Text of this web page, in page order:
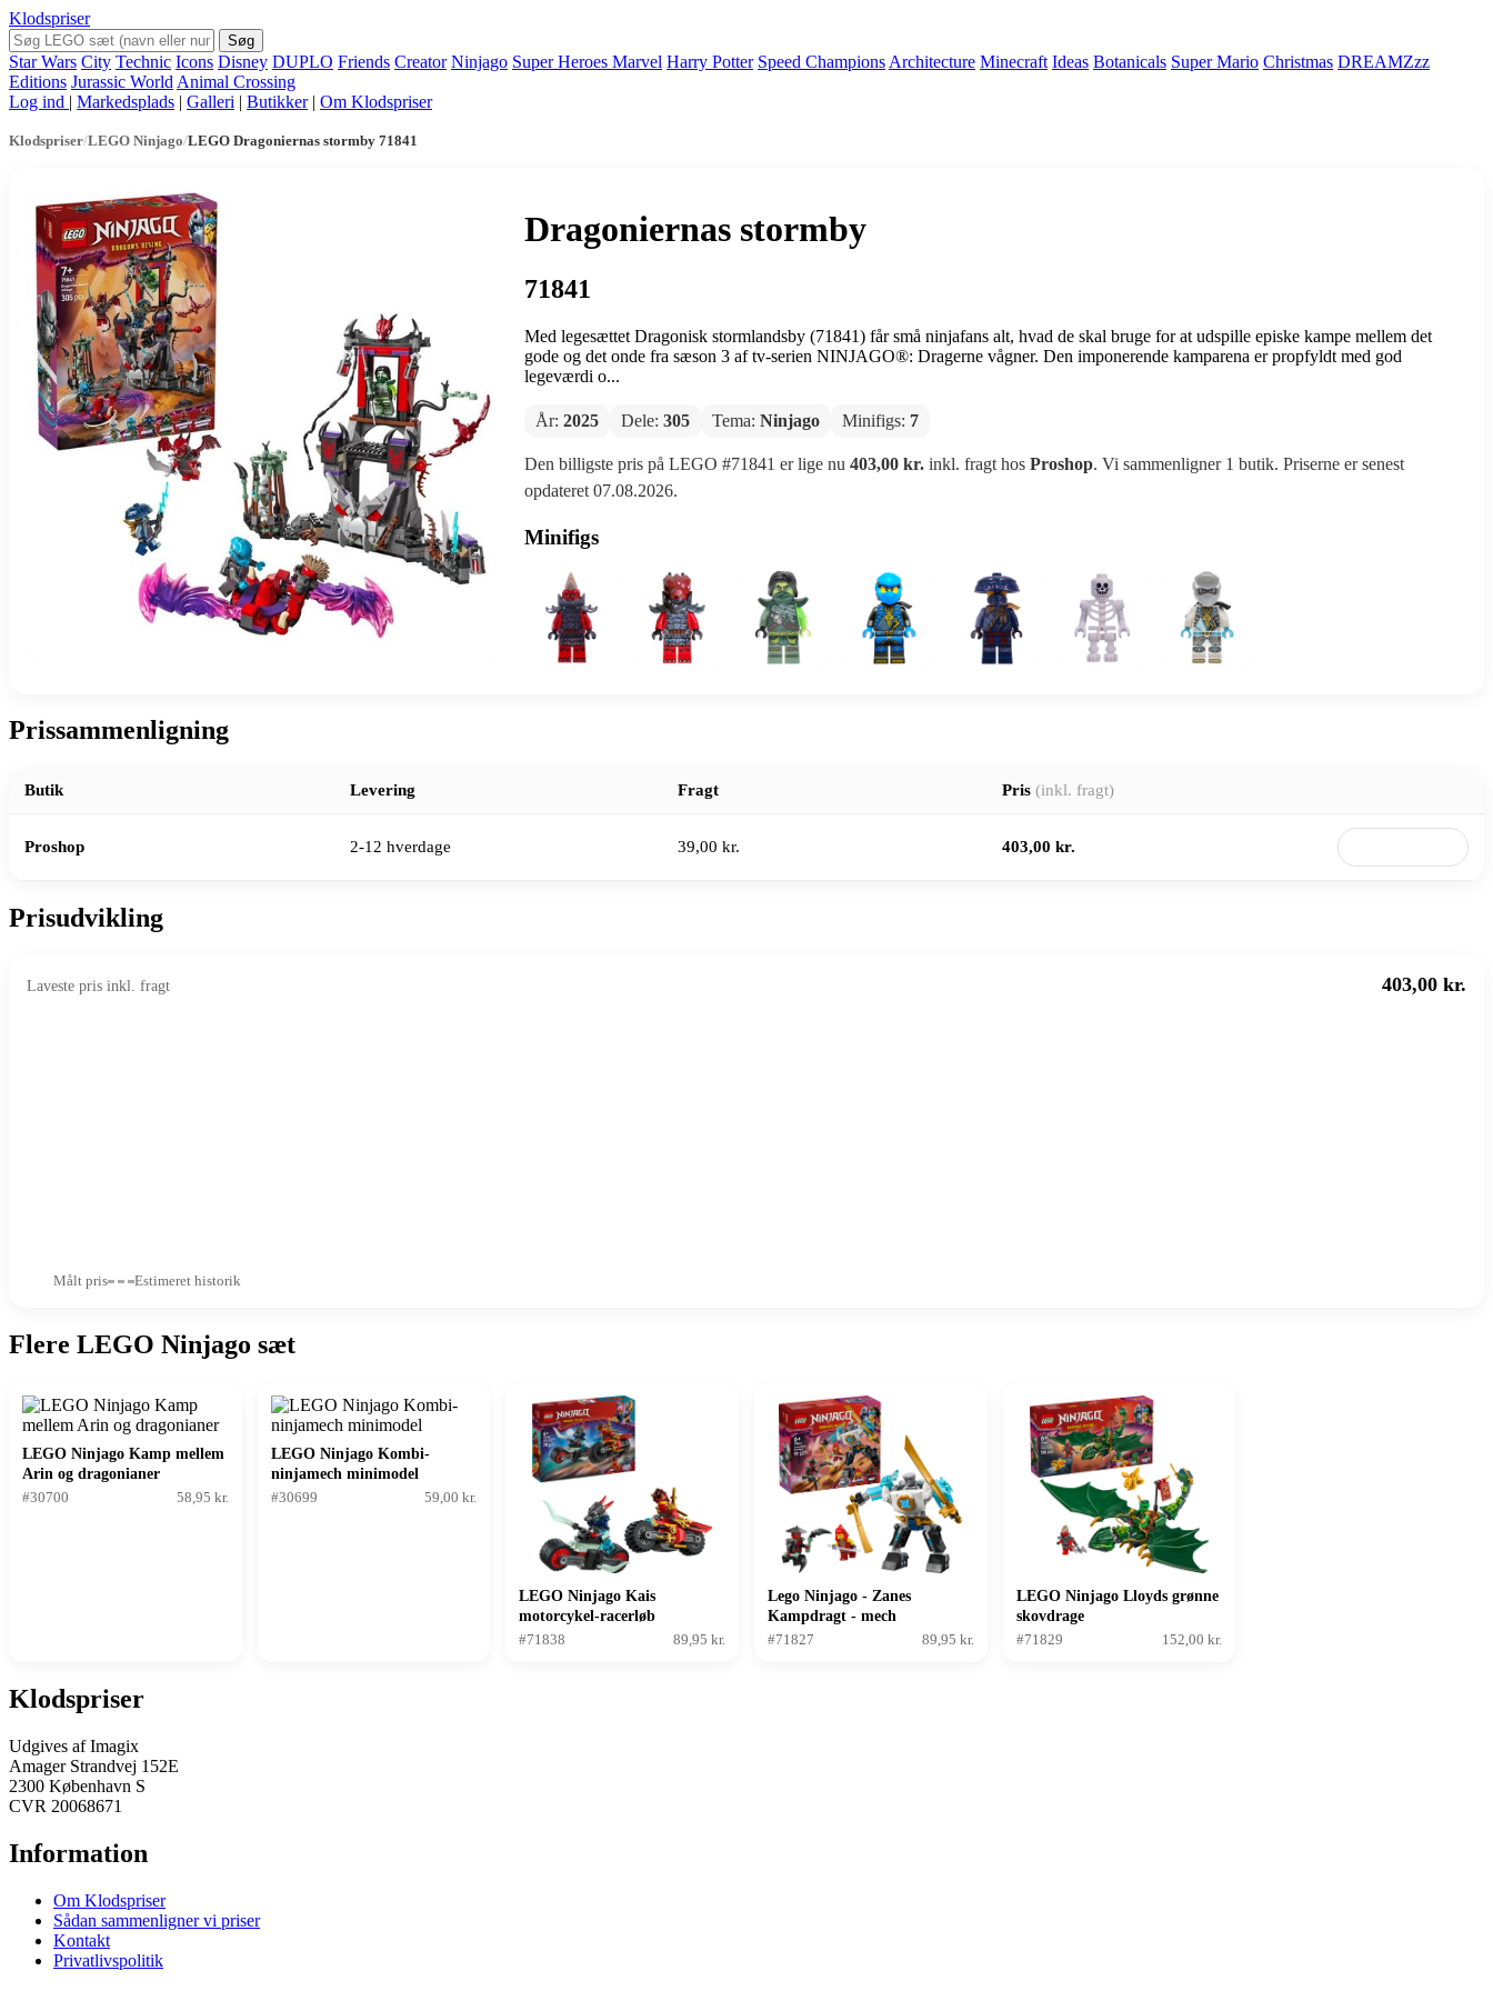
Klodspriser
Søg
Star Wars City Technic Icons Disney DUPLO Friends Creator Ninjago Super Heroes Marvel Harry Potter Speed Champions Architecture Minecraft Ideas Botanicals Super Mario Christmas DREAMZzz
Editions Jurassic World Animal Crossing
Log ind | Markedsplads | Galleri | Butikker | Om Klodspriser
Klodspriser/LEGO Ninjago/LEGO Dragoniernas stormby 71841
Dragoniernas stormby
71841
Med legesættet Dragonisk stormlandsby (71841) får små ninjafans alt, hvad de skal bruge for at udspille episke kampe mellem det
gode og det onde fra sæson 3 af tv-serien NINJAGO®: Dragerne vågner. Den imponerende kamparena er propfyldt med god
legeværdi o...
År: 2025 Dele: 305 Tema: Ninjago Minifigs: 7
Den billigste pris på LEGO #71841 er lige nu 403,00 kr.inkl. fragt hos Proshop. Vi sammenligner 1 butik. Priserne er senest
opdateret 07.08.2026.
Minifigs
Prissammenligning
Butik Levering Fragt Pris (inkl. fragt)
Proshop 2-12 hverdage 39,00 kr. 403,00 kr.
Prisudvikling
Laveste pris inkl. fragt 403,00 kr.
Målt pris Estimeret historik
Flere LEGO Ninjago sæt
LEGO Ninjago Kamp mellem
Arin og dragonianer
#30700
58,95 kr.
LEGO Ninjago Kombi-
ninjamech minimodel
#30699
59,00 kr.
LEGO Ninjago Kais
motorcykel-racerløb
#71838
89,95 kr.
Lego Ninjago - Zanes
Kampdragt - mech
#71827
89,95 kr.
LEGO Ninjago Lloyds grønne
skovdrage
#71829
152,00 kr.
Klodspriser
Udgives af Imagix
Amager Strandvej 152E
2300 København S
CVR 20068671
Information
Om Klodspriser
Sådan sammenligner vi priser
Kontakt
Privatlivspolitik